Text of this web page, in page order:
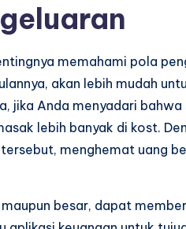
memahami pola
akan lebih mudah
jika Anda menyadari
lebih banyak di kost.
menghemat uang
besar, dapat